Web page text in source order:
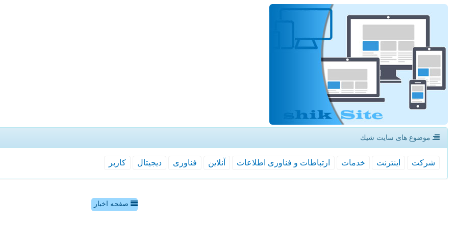
موضوع های سایت شیك
شركت اینترنت خدمات ارتباطات و فناوری اطلاعات آنلاین فناوری دیجیتال كاربر
صفحه اخبار